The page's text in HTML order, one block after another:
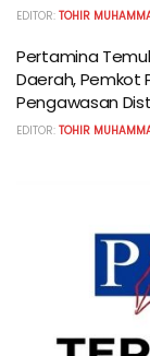
EDITOR: TOHIR
Pertamina
Daerah, Pemkot
Pengawasan
EDITOR: TOHIR